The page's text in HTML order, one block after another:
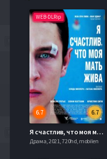
WEB-DLRip
6.7
6.7
Я счастлив, что моя мать жива (2009)
Драма, 2021, 720hd, mobilen